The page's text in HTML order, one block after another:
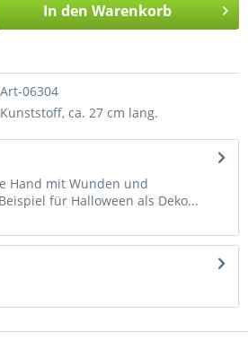
In den Warenkorb
Art-06304
Kunststoff, ca. 27 cm lang.
Hand mit Wunden und
für Halloween als Deko...